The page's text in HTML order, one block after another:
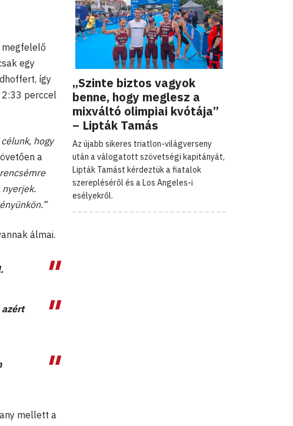
megfelelő
egy
így
2:33 perccel
hogy
a
álmai.
mellett a
„Szinte biztos vagyok
benne, hogy meglesz a
mixváltó olimpiai kvótája”
– Lipták Tamás
Az újabb sikeres triatlon-világverseny
után a válogatott szövetségi kapitányát,
Lipták Tamást kérdeztük a fiatalok
szerepléséről és a Los Angeles-i
esélyekről.